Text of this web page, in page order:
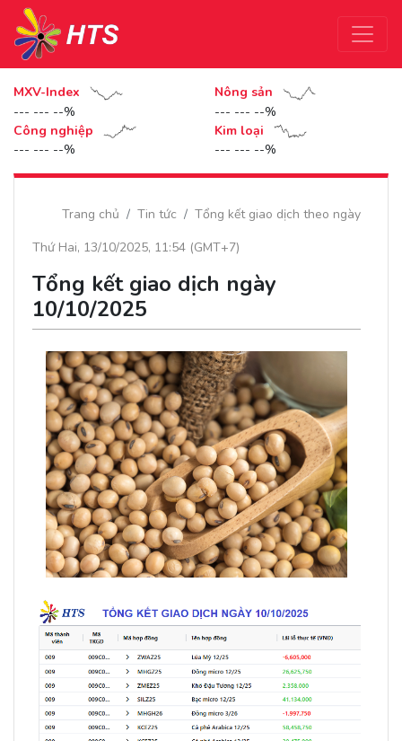
MXV-Index
--- --- --%
Nông sản
--- --- --%
Công nghiệp
--- --- --%
Kim loại
--- --- --%
Trang chủ Tin tức
Tổng kết giao dịch theo ngày
Thứ Hai, 13/10/2025, 11:54 (GMT+7)
Tổng kết giao dịch ngày
10/10/2025